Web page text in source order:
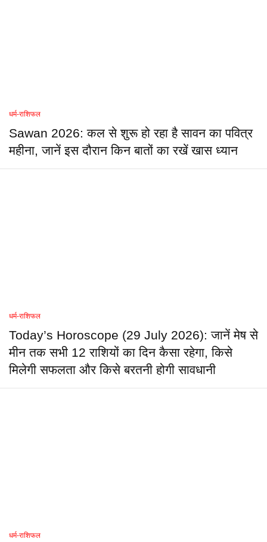
धर्म-राशिफल
Sawan 2026: कल से शुरू हो रहा है सावन का पवित्र
महीना, जानें इस दौरान किन बातों का रखें खास ध्यान
धर्म-राशिफल
Today’s Horoscope (29 July 2026): जानें मेष से
मीन तक सभी 12 राशियों का दिन कैसा रहेगा, किसे
मिलेगी सफलता और किसे बरतनी होगी सावधानी
धर्म-राशिफल